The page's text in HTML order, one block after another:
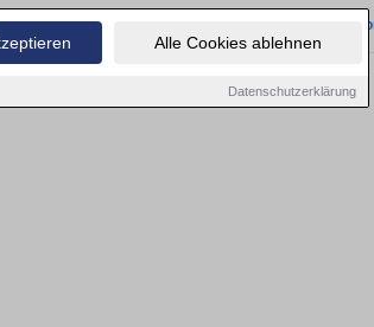
Alle Cookies ablehnen
Datenschutzerklärung
Objekte finden. Schauen Sie bald wieder